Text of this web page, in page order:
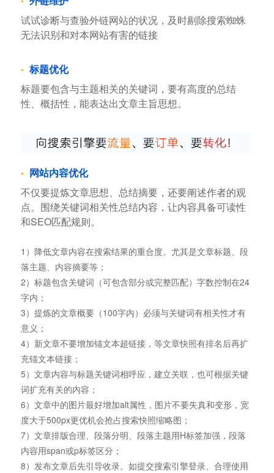
试试诊断与查验外链网站的状况，及时剔除搜索蜘蛛
无法识别和对本网站有害的链接
标题优化
标题要包含与主题相关的关键词，要有高度的总结
性、概括性，能表达出文章主旨思想。
网站内容优化
不仅要提炼文章思想、总结摘要，还要阐述作者的观
点。围绕关键词相关性总结内容，让内容具备可读性
和SEO匹配规则。
1）降低文章内容在搜索结果的重合度。尤其是文章标题、段
落主题、内容摘要等；
2）标题包含关键词（可包含部分或完整匹配）字数控制在24
字内；
3）提炼的文章概要（100字内）必须与关键词有相关性才有
意义；
4）新文章不要增加锚文本超链接，等文章快照有排名后再扩
充锚文本链接；
5）文章内容与标题关键词相呼应，建立关联，也可根据关键
词扩充有关的内容；
6）文章中的图片最好增加alt属性，图片不要失真和变形，宽
度大于500px更优机会抢占搜索快照缩略图；
7）文章排版合理、段落分明、段落主题用H标签加强，段落
内容用span或p标签区分；
8）发布文章后先引导收录。如提交搜索引擎登录、合理使用